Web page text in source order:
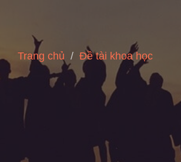
Trang chủ Đề tài khoa học